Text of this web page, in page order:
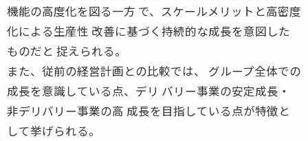
機能の高度化を図る一方 で、スケールメリットと高密度
化による生産性 改善に基づく持続的な成長を意図した
ものだと 捉えられる。
また、従前の経営計画との比較では、 グループ全体での
成長を意識している点、デリ バリー事業の安定成長・
非デリバリー事業の高 成長を目指している点が特徴と
して挙げられる。